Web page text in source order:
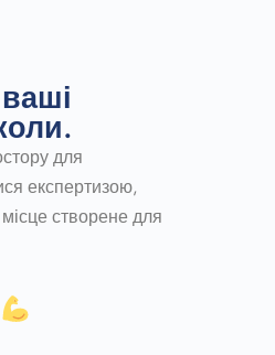
для
експертизою,
створене для